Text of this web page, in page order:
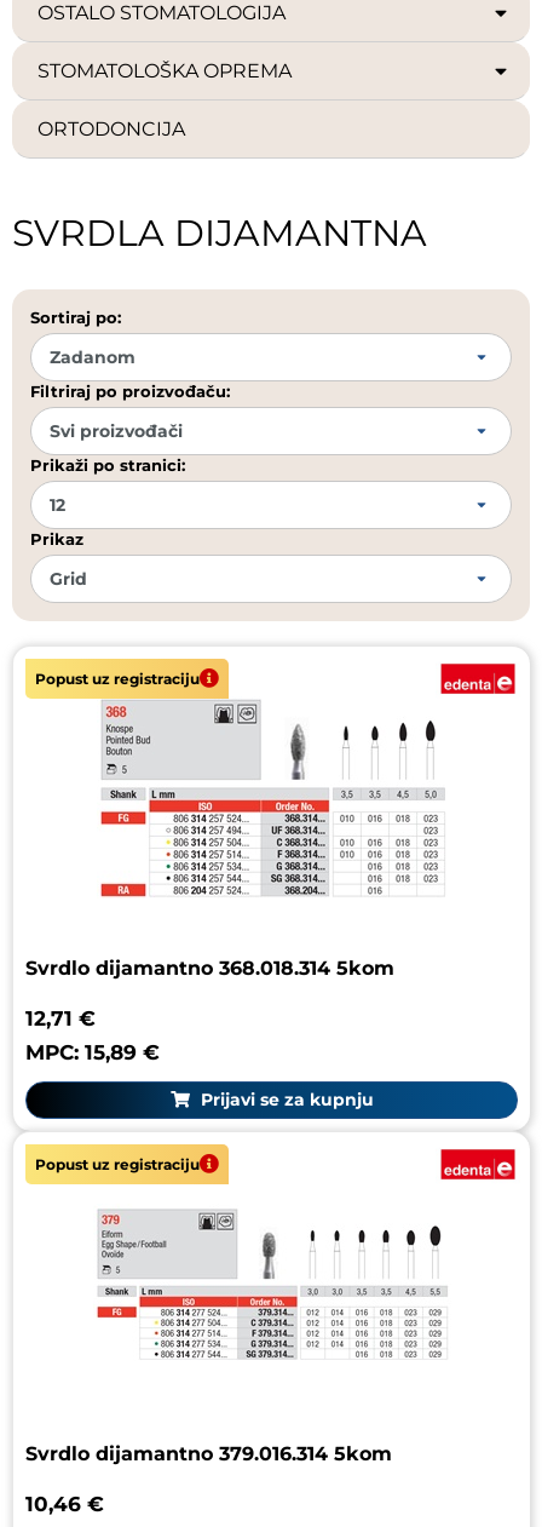
OSTALO STOMATOLOGIJA
STOMATOLOŠKA OPREMA
ORTODONCIJA
SVRDLA DIJAMANTNA
Sortiraj po:
Filtriraj po proizvođaču:
Prikaži po stranici:
Prikaz
Popust uz registraciju
Svrdlo dijamantno 368.018.314 5kom
12,71 €
MPC: 15,89 €
Prijavi se za kupnju
Popust uz registraciju
Svrdlo dijamantno 379.016.314 5kom
10,46 €